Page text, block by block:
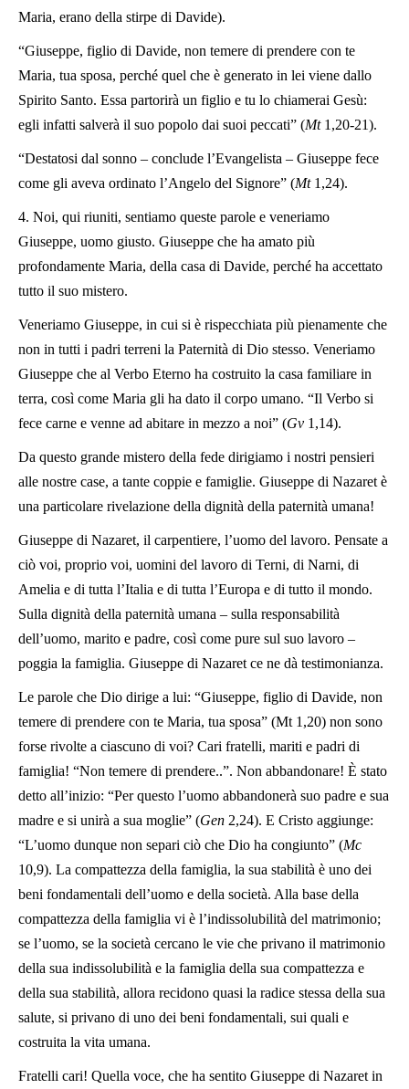
Maria, erano della stirpe di Davide).
“Giuseppe, figlio di Davide, non temere di prendere con te
Maria, tua sposa, perché quel che è generato in lei viene dallo
Spirito Santo. Essa partorirà un figlio e tu lo chiamerai Gesù:
egli infatti salverà il suo popolo dai suoi peccati” (Mt1,20-21).
“Destatosi dal sonno – conclude l’Evangelista – Giuseppe fece
come gli aveva ordinato l’Angelo del Signore” (Mt 1,24).
4. Noi, qui riuniti, sentiamo queste parole e veneriamo
Giuseppe, uomo giusto. Giuseppe che ha amato più
profondamente Maria, della casa di Davide, perché ha accettato
tutto il suo mistero.
Veneriamo Giuseppe, in cui si è rispecchiata più pienamente che
non in tutti i padri terreni la Paternità di Dio stesso. Veneriamo
Giuseppe che al Verbo Eterno ha costruito la casa familiare in
terra, così come Maria gli ha dato il corpo umano. “Il Verbo si
fece carne e venne ad abitare in mezzo a noi” (Gv 1,14).
Da questo grande mistero della fede dirigiamo i nostri pensieri
alle nostre case, a tante coppie e famiglie. Giuseppe di Nazaret è
una particolare rivelazione della dignità della paternità umana!
Giuseppe di Nazaret, il carpentiere, l’uomo del lavoro. Pensate a
ciò voi, proprio voi, uomini del lavoro di Terni, di Narni, di
Amelia e di tutta l’Italia e di tutta l’Europa e di tutto il mondo.
Sulla dignità della paternità umana – sulla responsabilità
dell’uomo, marito e padre, così come pure sul suo lavoro –
poggia la famiglia. Giuseppe di Nazaret ce ne dà testimonianza.
Le parole che Dio dirige a lui: “Giuseppe, figlio di Davide, non
temere di prendere con te Maria, tua sposa” (Mt 1,20) non sono
forse rivolte a ciascuno di voi? Cari fratelli, mariti e padri di
famiglia! “Non temere di prendere..”. Non abbandonare! È stato
detto all’inizio: “Per questo l’uomo abbandonerà suo padre e sua
madre e si unirà a sua moglie” (Gen 2,24). E Cristo aggiunge:
“L’uomo dunque non separi ciò che Dio ha congiunto” (Mc
10,9). La compattezza della famiglia, la sua stabilità è uno dei
beni fondamentali dell’uomo e della società. Alla base della
compattezza della famiglia vi è l’indissolubilità del matrimonio;
se l’uomo, se la società cercano le vie che privano il matrimonio
della sua indissolubilità e la famiglia della sua compattezza e
della sua stabilità, allora recidono quasi la radice stessa della sua
salute, si privano di uno dei beni fondamentali, sui quali e
costruita la vita umana.
Fratelli cari! Quella voce, che ha sentito Giuseppe di Nazaret in